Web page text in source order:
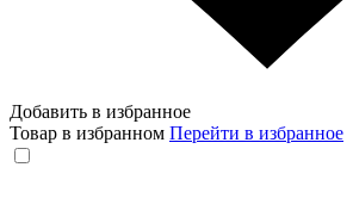
Добавить в избранное
Товар в избранном Перейти в избранное